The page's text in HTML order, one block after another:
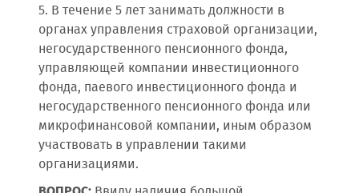
5. В течение 5 лет занимать должности в
органах управления страховой организации,
негосударственного пенсионного фонда,
управляющей компании инвестиционного
фонда, паевого инвестиционного фонда и
негосударственного пенсионного фонда или
микрофинансовой компании, иным образом
участвовать в управлении такими
организациями.